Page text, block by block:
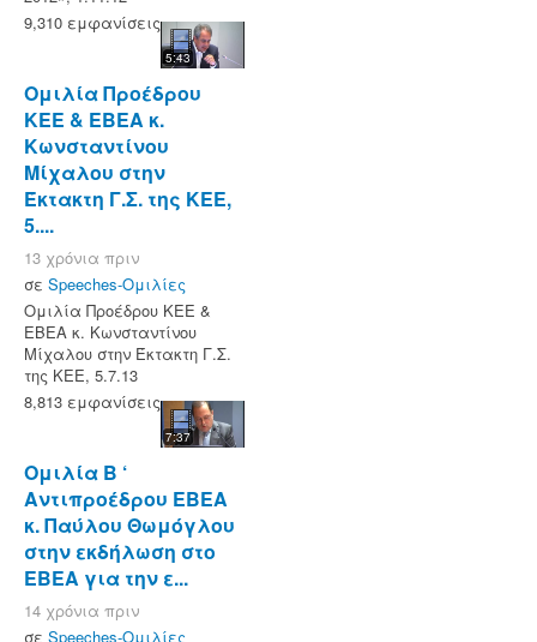
9,310 εμφανίσεις
5:43
Ομιλία Προέδρου
ΚΕΕ & ΕΒΕΑ κ.
Κωνσταντίνου
Μίχαλου στην
Έκτακτη Γ.Σ. της ΚΕΕ,
5....
13 χρόνια πριν
σε Speeches-Ομιλίες
Ομιλία Προέδρου ΚΕΕ &
ΕΒΕΑ κ. Κωνσταντίνου
Μίχαλου στην Έκτακτη Γ.Σ.
της ΚΕΕ, 5.7.13
8,813 εμφανίσεις
7:37
Ομιλία Β ‘
Αντιπροέδρου ΕΒΕΑ
κ. Παύλου Θωμόγλου
στην εκδήλωση στο
ΕΒΕΑ για την ε...
14 χρόνια πριν
σε Speeches-Ομιλίες